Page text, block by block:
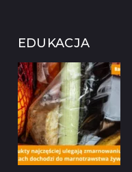
EDUKACJA